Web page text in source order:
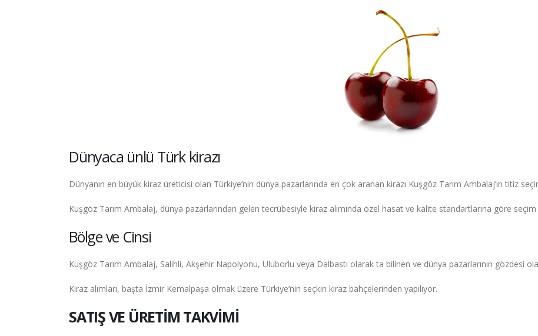
Dünyaca ünlü Türk kirazı
Dünyanın en büyük kiraz üreticisi olan Türkiye’nin dünya pazarlarında en çok aranan kirazı Kuşgöz Tarım Ambalaj’ın titiz
Kuşgöz Tarım Ambalaj, dünya pazarlarından gelen tecrübesiyle kiraz alımında özel hasat ve kalite standartlarına göre seçim
Bölge ve Cinsi
Kuşgöz Tarım Ambalaj, Salihli, Akşehir Napolyonu, Uluborlu veya Dalbastı olarak ta bilinen ve dünya pazarlarının gözdesi
Kiraz alımları, başta İzmir Kemalpaşa olmak üzere Türkiye’nin seçkin kiraz bahçelerinden yapılıyor.
SATIŞ VE ÜRETİM TAKVİMİ